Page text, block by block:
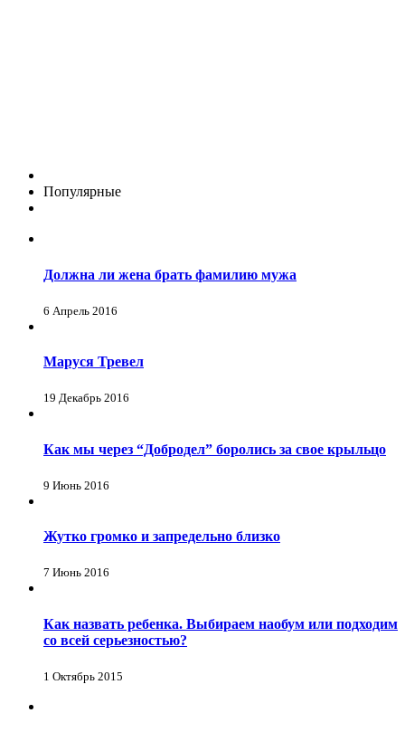
Популярные
Должна ли жена брать фамилию мужа
6 Апрель 2016
Маруся Тревел
19 Декабрь 2016
Как мы через “Добродел” боролись за свое крыльцо
9 Июнь 2016
Жутко громко и запредельно близко
7 Июнь 2016
Как назвать ребенка. Выбираем наобум или подходим
со всей серьезностью?
1 Октябрь 2015